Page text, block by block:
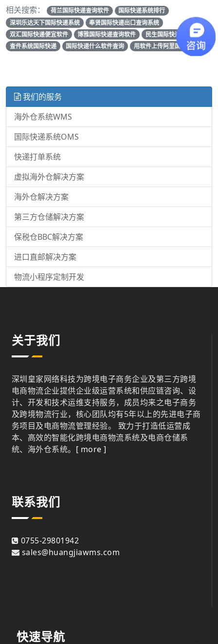
相关搜索： 荷兰国际快递查询软件
国际快递系统排行
深圳乐达天下国际快递系统
奉贤国际快递出口查询系统
双汇国际快递便宜软件
博雅国际快递查询软件
民生国际快递查询软件
查件系统国际快递
国际快递什么软件查询 用软件上传阿里国际快递
我们的服务
海外仓系统WMS
国际快递系统OMS
快递打单系统
虚拟海外仓解决方案
海外仓解决方案
第三方仓储解决方案
保税仓BBC解决方案
进口直邮解决方案
物流小程序定制开发
关于我们
深圳皇家网络科技为跨境电子商务企业及第三方跨境
电商物流企业提供企业级运营系统和供应链咨询、设
计、开发和技术运维支持服务，成员均来之电子商务
及跨境物流行业，核心团队均有5年以上的先进电子商
务项目及电商物流管理经验。 致力于打造低运营成
本、高效的智能化跨境电商物流系统及电商仓储系
统、海外仓系统。 [ more ]
联系我们
0755-29801942
sales@huangjiawms.com
快速导航